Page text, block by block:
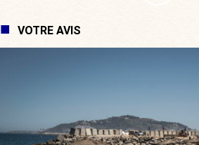
VOTRE AVIS